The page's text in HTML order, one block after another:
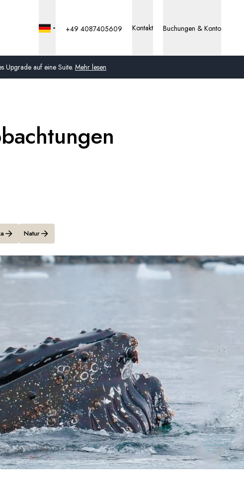
Upgrade auf eine Suite. Mehr lesen
Vereinigtes Königreich
Frankreich
+49 4087405609 Kontakt Buchungen & Konto
Natur